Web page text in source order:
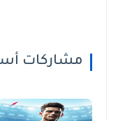
مشاركات